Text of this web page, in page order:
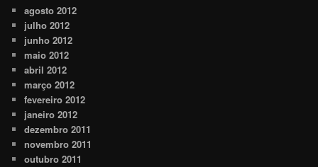
agosto 2012
julho 2012
junho 2012
maio 2012
abril 2012
março 2012
fevereiro 2012
janeiro 2012
dezembro 2011
novembro 2011
outubro 2011